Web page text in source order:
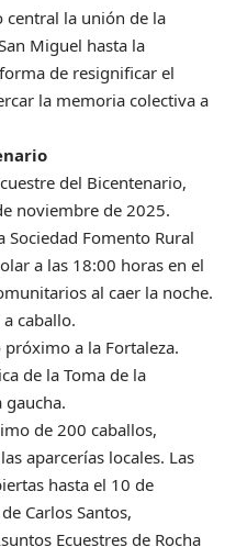
central la unión de la
Miguel hasta la
de resignificar el
la memoria colectiva a
del Bicentenario,
noviembre de 2025.
Sociedad Fomento Rural
a las 18:00 horas en el
al caer la noche.
caballo.
a la Fortaleza.
de la Toma de la
gaucha.
de 200 caballos,
aparcerías locales. Las
hasta el 10 de
Carlos Santos,
Ecuestres de Rocha